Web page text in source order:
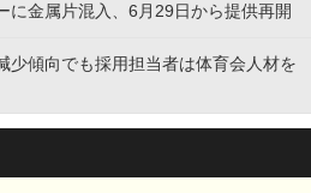
に金属片混入、6月29日から提供再開
少傾向でも採用担当者は体育会人材を